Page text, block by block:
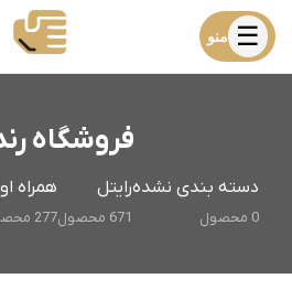
☰ منو
فروشگاه
دسته بندی نشده
0 محصول
رایتل
671 محصول
همراه
277 محصول